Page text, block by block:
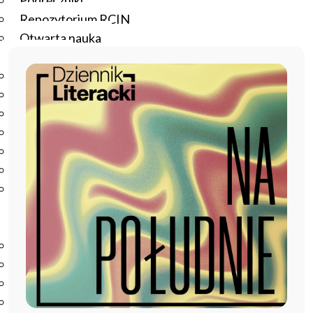
Repozytorium RCIN
Otwarta nauka
Studia podyplomowe
Szkolenia
Szkoła Doktorska Anthropos
Erasmus
Olimpiada Literatury i Języka Polskiego
Olimpiada Literatury i Języka Polskiego dla Szkół
Podstawowych
Biblioteka
O bibliotece
Godziny otwarcia
Katalog
Nowości